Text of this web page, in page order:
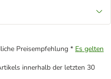
Preisempfehlung * Es gelten
innerhalb der letzten 30